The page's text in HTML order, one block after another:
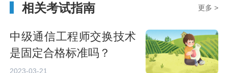
相关考试指南 更多 >
中级通信工程师交换技术
是固定合格标准吗？
2023-03-21